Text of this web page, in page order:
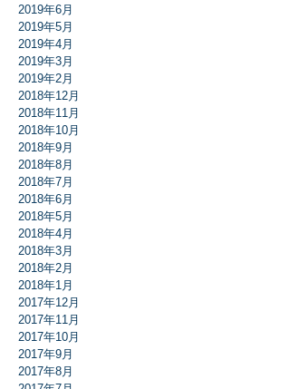
2019年6月
2019年5月
2019年4月
2019年3月
2019年2月
2018年12月
2018年11月
2018年10月
2018年9月
2018年8月
2018年7月
2018年6月
2018年5月
2018年4月
2018年3月
2018年2月
2018年1月
2017年12月
2017年11月
2017年10月
2017年9月
2017年8月